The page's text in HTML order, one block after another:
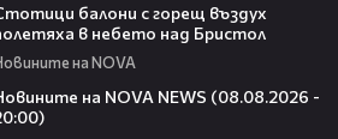
балони с горещ въздух
в небето над Бристол
на NOVA
на NOVA NEWS (08.08.2026 -